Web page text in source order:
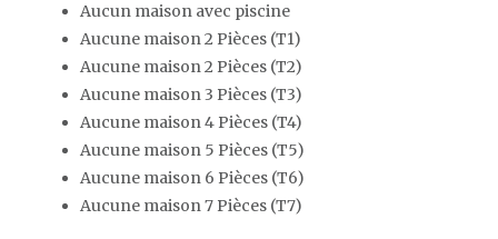
Aucun maison avec piscine
Aucune maison 2 Pièces (T1)
Aucune maison 2 Pièces (T2)
Aucune maison 3 Pièces (T3)
Aucune maison 4 Pièces (T4)
Aucune maison 5 Pièces (T5)
Aucune maison 6 Pièces (T6)
Aucune maison 7 Pièces (T7)